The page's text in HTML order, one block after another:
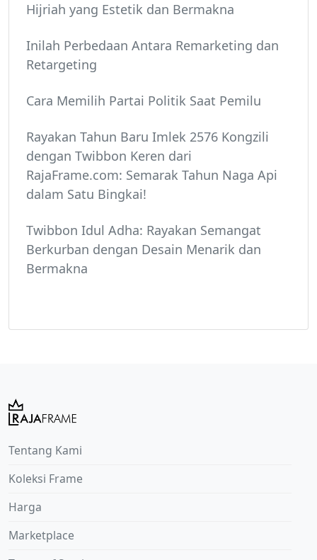
Hijriah yang Estetik dan Bermakna
Inilah Perbedaan Antara Remarketing dan
Retargeting
Cara Memilih Partai Politik Saat Pemilu
Rayakan Tahun Baru Imlek 2576 Kongzili
dengan Twibbon Keren dari
RajaFrame.com: Semarak Tahun Naga Api
dalam Satu Bingkai!
Twibbon Idul Adha: Rayakan Semangat
Berkurban dengan Desain Menarik dan
Bermakna
Tentang Kami
Koleksi Frame
Harga
Marketplace